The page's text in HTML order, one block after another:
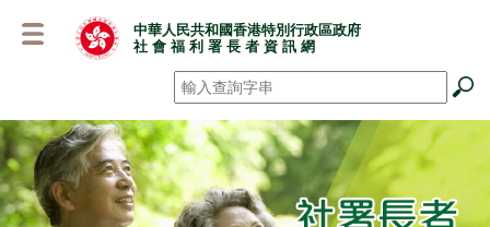
容
中華人民共和國香港特別行政區政府
社 會 福 利 署 長 者 資 訊 網
搜尋 *